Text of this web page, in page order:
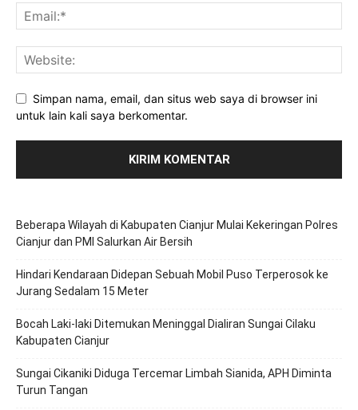
Simpan nama, email, dan situs web saya di browser ini
untuk lain kali saya berkomentar.
Beberapa Wilayah di Kabupaten Cianjur Mulai Kekeringan Polres
Cianjur dan PMI Salurkan Air Bersih
Hindari Kendaraan Didepan Sebuah Mobil Puso Terperosok ke
Jurang Sedalam 15 Meter
Bocah Laki-laki Ditemukan Meninggal Dialiran Sungai Cilaku
Kabupaten Cianjur
Sungai Cikaniki Diduga Tercemar Limbah Sianida, APH Diminta
Turun Tangan